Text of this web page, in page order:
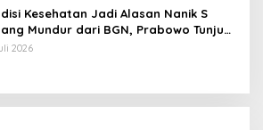
Kesehatan Jadi Alasan Nanik S
Mundur dari BGN, Prabowo Tunjuk
Sudaryono
2026